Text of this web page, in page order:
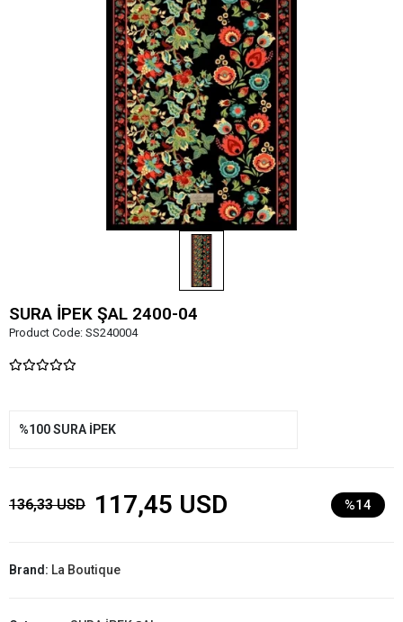
SURA İPEK ŞAL 2400-04
Product Code: SS240004
%100 SURA İPEK
136,33 USD 117,45 USD %14
Brand: La Boutique